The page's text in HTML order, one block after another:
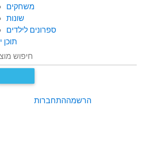
משחקים
שונות
ספרונים לילדים
תוכן
התחברותהרשמה